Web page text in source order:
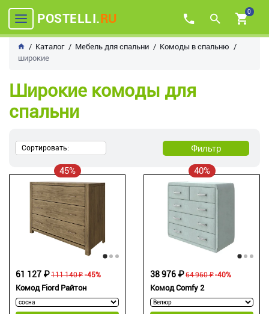
POSTELLI.RU 0
Каталог Мебель для спальни
Комоды в спальню
широкие
Широкие комоды для
спальни
Сортировать: Фильтр
45%
Комод Fiord Райтон
111 140 ₽
61 127 ₽ -45%
40%
Комод Comfy 2
64 960 ₽
38 976 ₽ -40%